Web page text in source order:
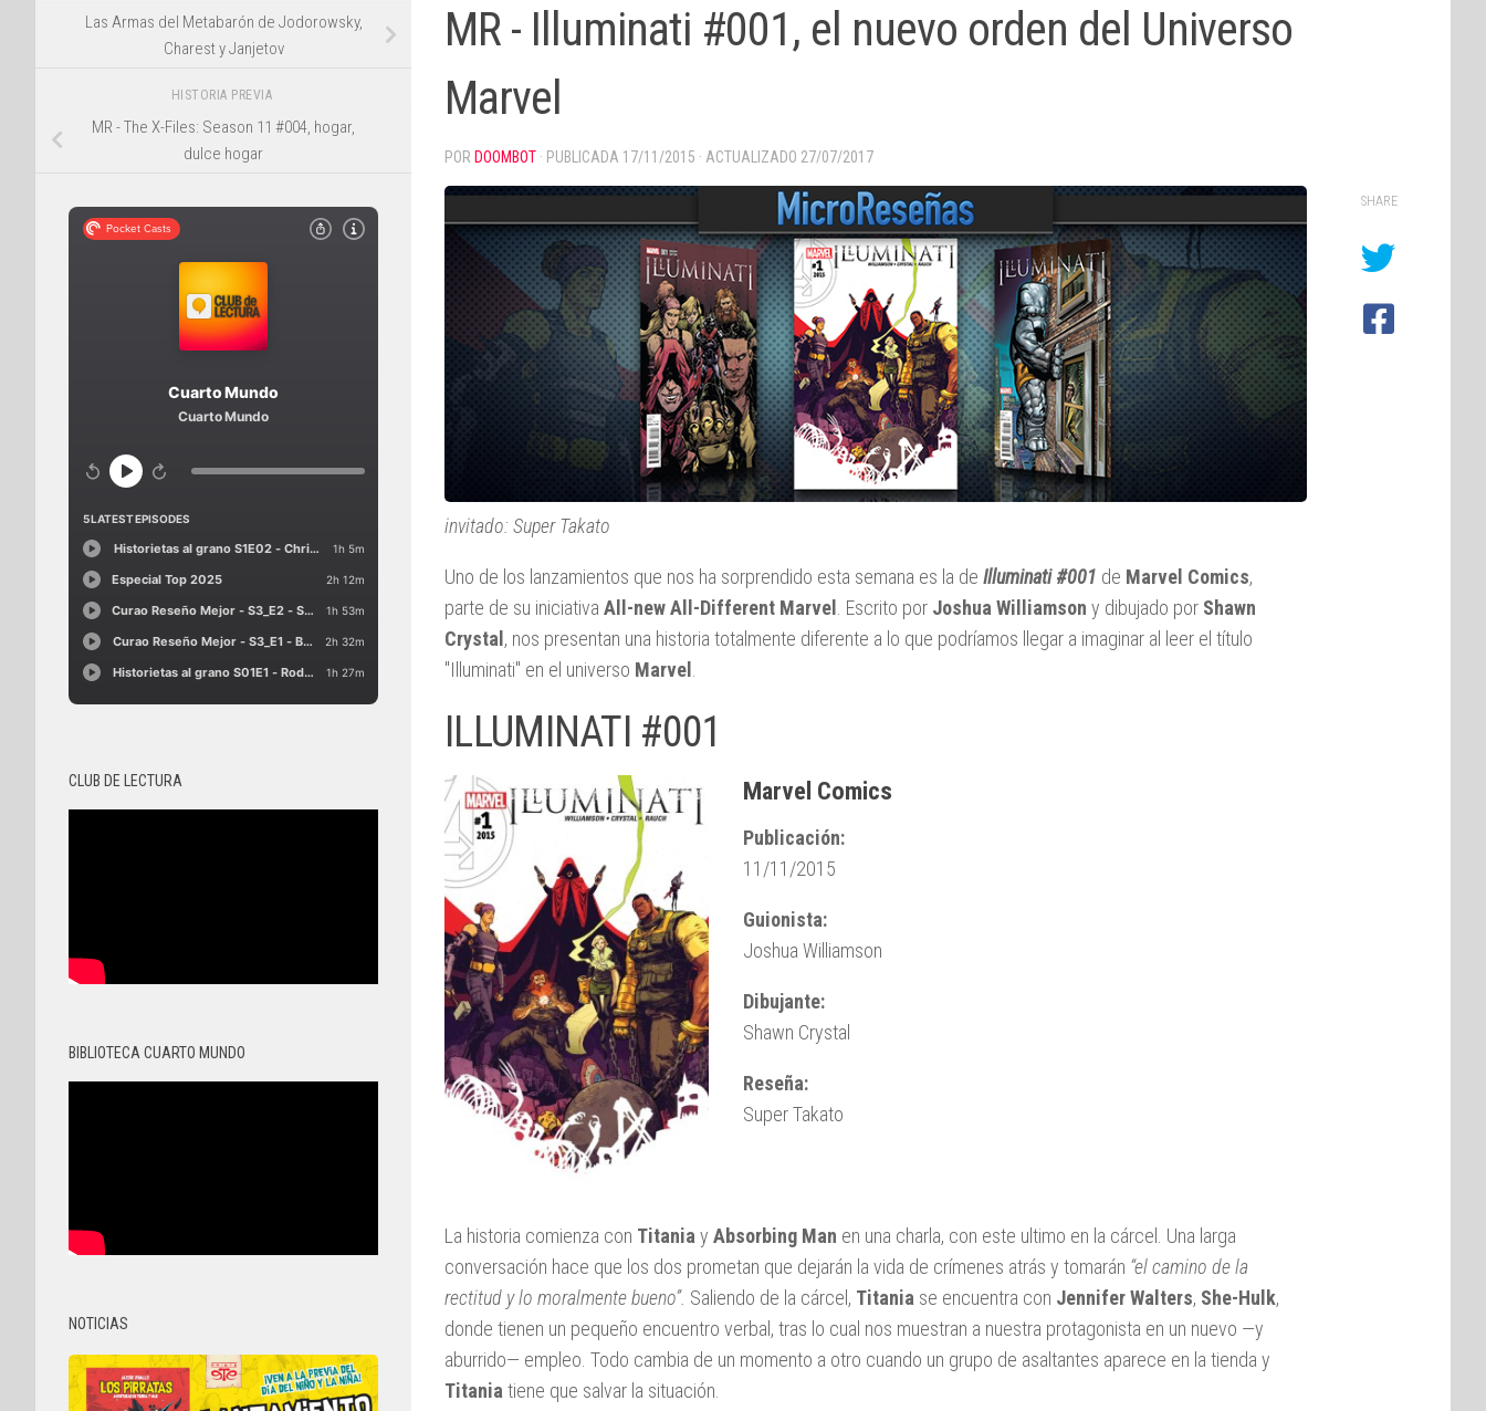
MR - Illuminati #001, el nuevo orden del Universo
Marvel
POR DOOMBOT · PUBLICADA 17/11/2015 · ACTUALIZADO 27/07/2017
invitado: Super Takato
Uno de los lanzamientos que nos ha sorprendido esta semana es la de Illuminati #001 de Marvel Comics,
parte de su iniciativa All-new All-Different Marvel . Escrito por Joshua Williamson y dibujado por Shawn
Crystal , nos presentan una historia totalmente diferente a lo que podríamos llegar a imaginar al leer el título
"Illuminati" en el universo Marvel
ILLUMINATI #001
Marvel Comics
Publicación:
11/11/2015
Guionista:
Joshua Williamson
Dibujante:
Shawn Crystal
Reseña:
Super Takato
La historia comienza con Titania y Absorbing Man en una charla, con este ultimo en la cárcel. Una larga
conversación hace que los dos prometan que dejarán la vida de crímenes atrás y tomarán “el camino de la
rectitud y lo moralmente bueno”. Saliendo de la cárcel, Titania se encuentra con Jennifer Walters, She-Hulk,
donde tienen un pequeño encuentro verbal, tras lo cual nos muestran a nuestra protagonista en un nuevo —y
aburrido— empleo. Todo cambia de un momento a otro cuando un grupo de asaltantes aparece en la tienda y
Titania tiene que salvar la situación.
SHARE
Las Armas del Metabarón de Jodorowsky,
Charest y Janjetov
HISTORIA PREVIA
MR - The X-Files: Season 11 #004, hogar,
dulce hogar
CLUB DE LECTURA
BIBLIOTECA CUARTO MUNDO
NOTICIAS